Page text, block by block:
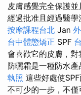
皮膚感覺完全保護
經過批准且經過醫學
按摩課程台北 Jan
台中體態矯正 SPF
會喜歡它的皮膚，對
防曬霜是一種防水
執照 這些好處使
不可少的一步，不